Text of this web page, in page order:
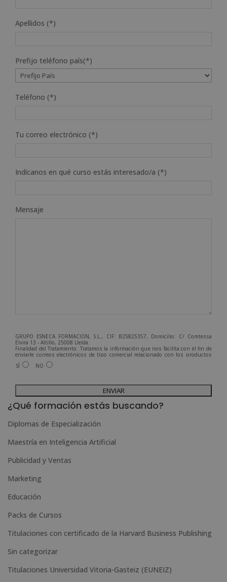
Apellidos (*)
Prefijo teléfono país(*)
Teléfono (*)
Tu correo electrónico (*)
Indícanos en qué curso estás interesado/a (*)
Mensaje
GRUPO ESNECA FORMACIÓN, S.L., CIF: B25825357, Domicilio: C/ Comtessa
Elvira 13 - Altillo, 25008 Lleida.
Finalidad del Tratamiento: Tratamos la información que nos facilita con el fin de
enviarle correos electrónicos de tipo comercial relacionado con los productos
ofrecidos y otros tipo de productos que fueran de su interés.
Legitimación del tratamiento: Consentimiento del interesado.
Para más información consulte nuestra Política de Privacidad.
Desea recibir información comercial (vía telefónica y/o email):
SÍ NO
A
l
e
r
n
i
v
e
¿Qué formación estás buscando?
Diplomas de Especialización
Maestría en Inteligencia Artificial
Publicidad y Ventas
Marketing
Educación
Packs de Cursos
Titulaciones con certificado de la Harvard Business Publishing
Sin categorizar
Titulaciones Universidad Vitoria-Gasteiz (EUNEIZ)